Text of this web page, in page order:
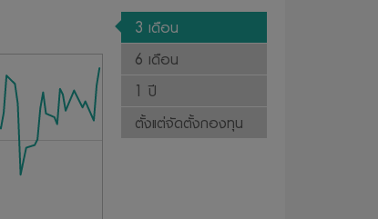
3 เดือน
6 เดือน
1 ปี
ตั้งแต่จัดตั้งกองทุน